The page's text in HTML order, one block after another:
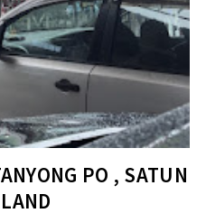
PO , SATUN